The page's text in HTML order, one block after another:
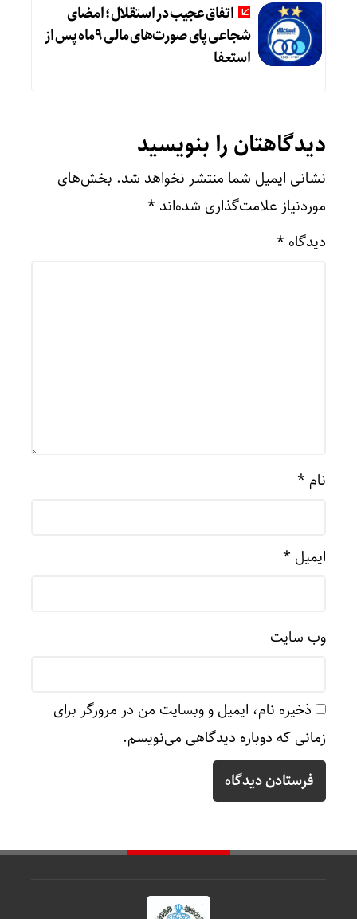
اتفاق عجیب در استقلال؛ امضای
شجاعی پای صورت‌های مالی ٩ماه پس از
استعفا
دیدگاهتان را بنویسید
نشانی ایمیل شما منتشر نخواهد شد. بخش‌های
موردنیاز علامت‌گذاری شده‌اند *
دیدگاه *
نام *
ایمیل *
وب‌ سایت
ذخیره نام، ایمیل و وبسایت من در مرورگر برای
زمانی که دوباره دیدگاهی می‌نویسم.